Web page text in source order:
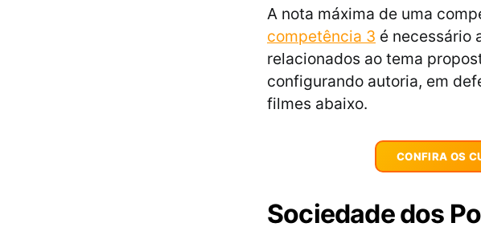
A nota máxima de uma
competência 3 é necessário
relacionados ao tema
configurando autoria, em
filmes abaixo.
CONFIRA OS
Sociedade dos